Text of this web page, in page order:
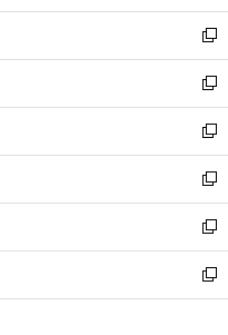
開
く
ウ
で
開
く
ン
ド
ウ
で
開
く
新
し
い
ウ
ィ
ン
ド
ウ
で
開
く
新
し
い
ウ
ィ
ン
ド
ウ
で
開
新
し
い
ウ
ィ
ン
ド
ウ
新
し
い
ウ
ィ
ン
新
し
い
ウ
新
し